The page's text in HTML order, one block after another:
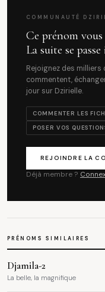
COMMUNAUTÉ
Ce prénom vous
La suite se passe
Rejoignez des milliers
commentent,
jour sur Dzirielle.
COMMENTER LES
POSER VOS
REJOINDRE LA
Déjà membre ?
PRÉNOMS SIMILAIRES
Djamila-2
La belle, la magnifique